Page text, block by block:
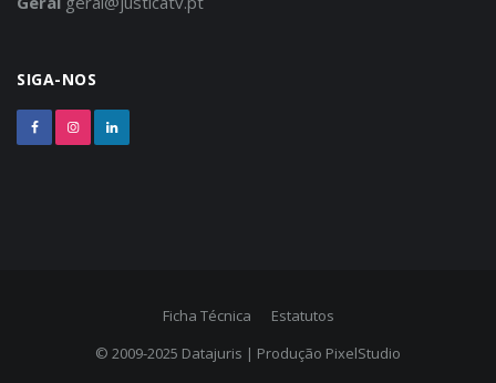
SIGA-NOS
Ficha Técnica
Estatutos
© 2009-2025 Datajuris | Produção PixelStudio